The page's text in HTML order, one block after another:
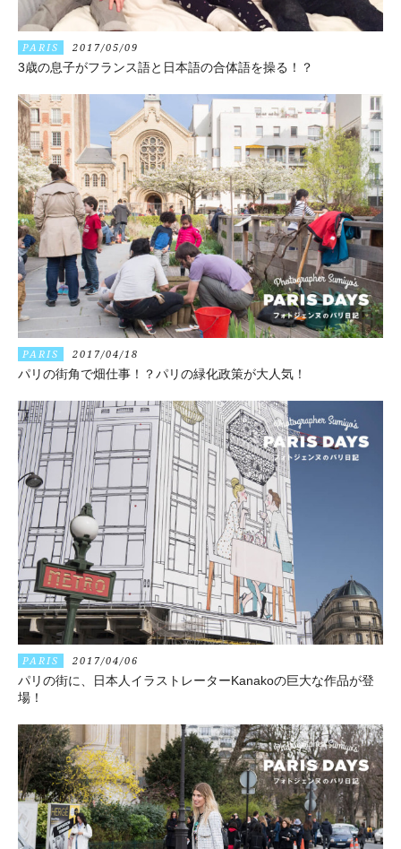
PARIS 2017/05/09
3歳の息子がフランス語と日本語の合体語を操る！？
PARIS 2017/04/18
パリの街角で畑仕事！？パリの緑化政策が大人気！
PARIS 2017/04/06
パリの街に、日本人イラストレーターKanakoの巨大な作品が登
場！